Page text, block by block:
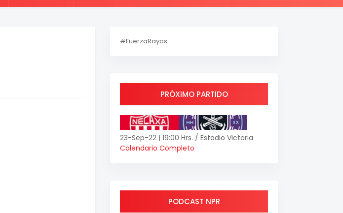
#FuerzaRayos
PRÓXIMO PARTIDO
23-Sep-22 | 19:00 Hrs. / Estadio Victoria
Calendario Completo
PODCAST NPR